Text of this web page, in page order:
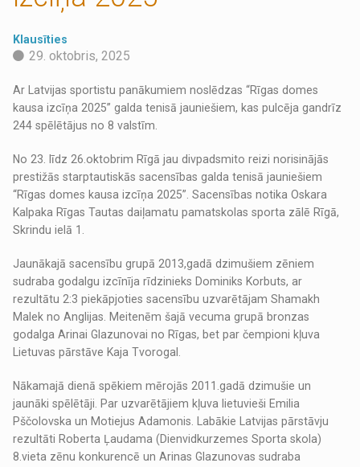
Klausīties
29. oktobris, 2025
Ar Latvijas sportistu panākumiem noslēdzas “Rīgas domes
kausa izcīņa 2025” galda tenisā jauniešiem, kas pulcēja gandrīz
244 spēlētājus no 8 valstīm.
No 23. līdz 26.oktobrim Rīgā jau divpadsmito reizi norisinājās
prestižās starptautiskās sacensības galda tenisā jauniešiem
“Rīgas domes kausa izcīņa 2025”. Sacensības notika Oskara
Kalpaka Rīgas Tautas daiļamatu pamatskolas sporta zālē Rīgā,
Skrindu ielā 1.
Jaunākajā sacensību grupā 2013,gadā dzimušiem zēniem
sudraba godalgu izcīnīja rīdzinieks Dominiks Korbuts, ar
rezultātu 2:3 piekāpjoties sacensību uzvarētājam Shamakh
Malek no Anglijas. Meitenēm šajā vecuma grupā bronzas
godalga Arinai Glazunovai no Rīgas, bet par čempioni kļuva
Lietuvas pārstāve Kaja Tvorogal.
Nākamajā dienā spēkiem mērojās 2011.gadā dzimušie un
jaunāki spēlētāji. Par uzvarētājiem kļuva lietuvieši Emilia
Pščolovska un Motiejus Adamonis. Labākie Latvijas pārstāvju
rezultāti Roberta Ļaudama (Dienvidkurzemes Sporta skola)
8.vieta zēnu konkurencē un Arinas Glazunovas sudraba